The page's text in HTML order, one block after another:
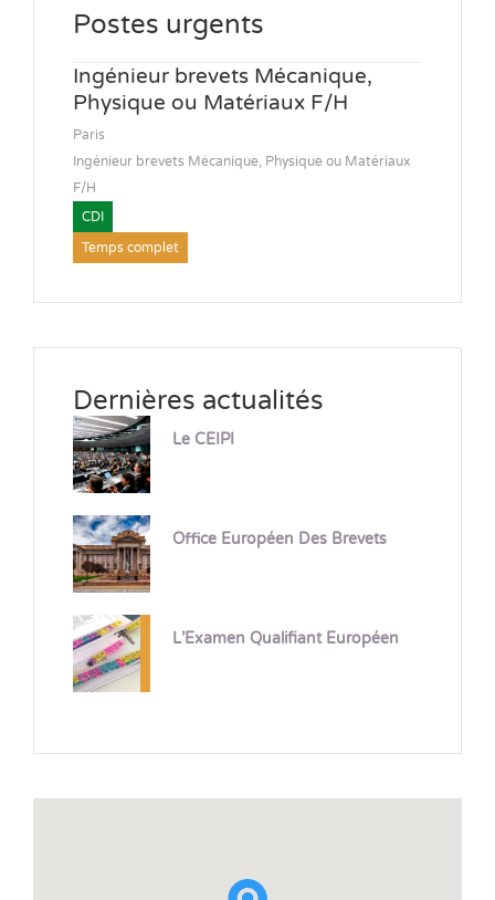
Postes urgents
Ingénieur brevets Mécanique,
Physique ou Matériaux F/H
Paris
Ingénieur brevets Mécanique, Physique ou Matériaux
F/H
CDI
Temps complet
Dernières actualités
Le CEIPI
Office Européen Des Brevets
L’Examen Qualifiant Européen